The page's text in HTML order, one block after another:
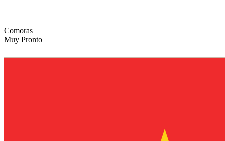
Comoras
Muy Pronto